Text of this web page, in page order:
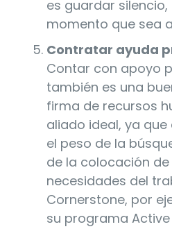
es guardar silencio,
momento que sea
Contratar ayuda
Contar con apoyo
también es una
firma de recursos
aliado ideal, ya
el peso de la
de la colocación
necesidades del
Cornerstone, por
su programa